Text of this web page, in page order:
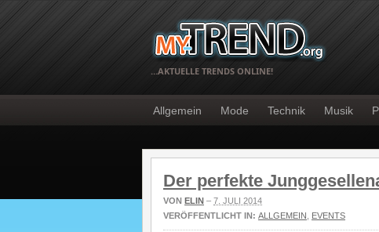
…AKTUELLE TRENDS ONLINE!
Allgemein Mode Technik Musik
Der perfekte
VON ELIN – 7. JULI 2014
VERÖFFENTLICHT IN: ALLGEMEIN EVENTS